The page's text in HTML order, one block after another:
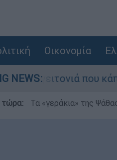
Οικονομία
NEWS:που κάποτε τους
τώρα: Τα «γεράκια» της